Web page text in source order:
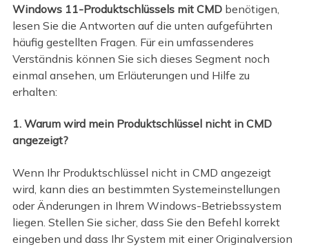
Windows 11-Produktschlüssels mit CMDbenötigen,
lesen Sie die Antworten auf die unten aufgeführten
häufig gestellten Fragen. Für ein umfassenderes
Verständnis können Sie sich dieses Segment noch
einmal ansehen, um Erläuterungen und Hilfe zu
erhalten:
1. Warum wird mein Produktschlüssel nicht in CMD
angezeigt?
Wenn Ihr Produktschlüssel nicht in CMD angezeigt
wird, kann dies an bestimmten Systemeinstellungen
oder Änderungen in Ihrem Windows-Betriebssystem
liegen. Stellen Sie sicher, dass Sie den Befehl korrekt
eingeben und dass Ihr System mit einer Originalversion